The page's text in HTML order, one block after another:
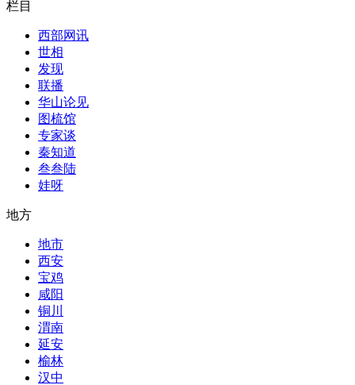
栏目
西部网讯
世相
发现
联播
华山论见
图梳馆
专家谈
秦知道
叁叁陆
娃呀
地方
地市
西安
宝鸡
咸阳
铜川
渭南
延安
榆林
汉中